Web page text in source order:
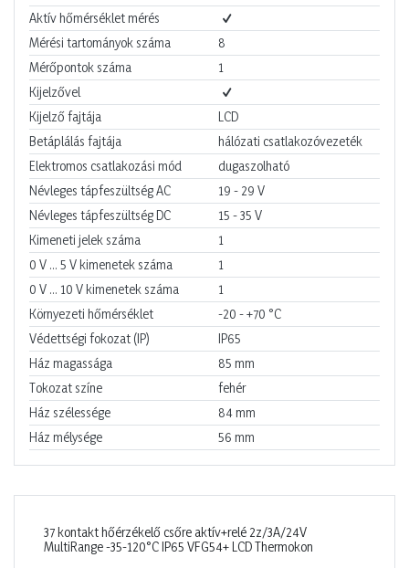
Aktív hőmérséklet mérés
Mérési tartományok száma
8
Mérőpontok száma
1
Kijelzővel
Kijelző fajtája
LCD
Betáplálás fajtája
hálózati csatlakozóvezeték
Elektromos csatlakozási mód
dugaszolható
Névleges tápfeszültség AC
19 - 29 V
Névleges tápfeszültség DC
15 - 35 V
Kimeneti jelek száma
1
0 V ... 5 V kimenetek száma
1
0 V ... 10 V kimenetek száma
1
Környezeti hőmérséklet
-20 - +70 °C
Védettségi fokozat (IP)
IP65
Ház magassága
85 mm
Tokozat színe
fehér
Ház szélessége
84 mm
Ház mélysége
56 mm
37 kontakt hőérzékelő csőre aktív+relé 2z/3A/24V
MultiRange -35-120°C IP65 VFG54+ LCD Thermokon